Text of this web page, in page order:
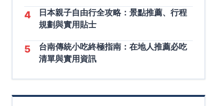
4
日本親子自由行全攻略：景點推薦、行程
規劃與實用貼士
5
台南傳統小吃終極指南：在地人推薦必吃
清單與實用資訊